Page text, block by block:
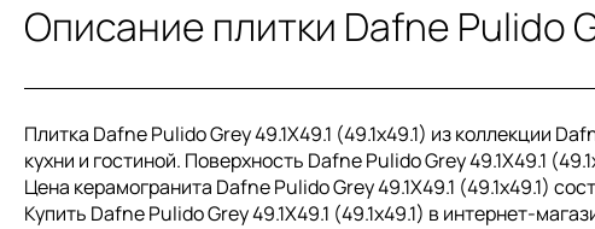
Описание плитки Dafne Pulido
Плитка Dafne Pulido Grey 49.1X49.1 (49.1x49.1) из коллекции
кухни и гостиной. Поверхность Dafne Pulido Grey 49.1X49.1
Цена керамогранита Dafne Pulido Grey 49.1X49.1 (49.1x49.1)
Купить Dafne Pulido Grey 49.1X49.1 (49.1x49.1) в интернет-